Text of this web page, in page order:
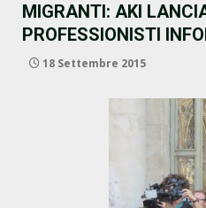
MIGRANTI: AKI LANCIA
PROFESSIONISTI
18 Settembre 2015